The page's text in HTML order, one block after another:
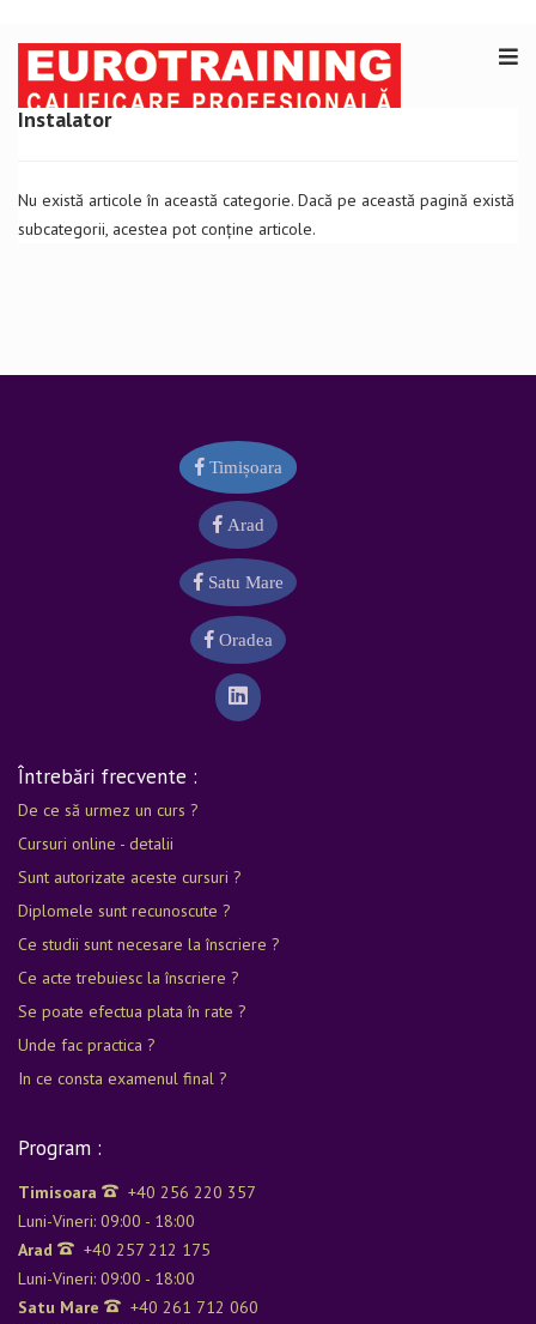
Instalator
Nu există articole în această categorie. Dacă pe această pagină există
subcategorii, acestea pot conține articole.
Timișoara
Arad
Satu Mare
Oradea
Întrebări frecvente :
De ce să urmez un curs ?
Cursuri online - detalii
Sunt autorizate aceste cursuri ?
Diplomele sunt recunoscute ?
Ce studii sunt necesare la înscriere ?
Ce acte trebuiesc la înscriere ?
Se poate efectua plata în rate ?
Unde fac practica ?
In ce consta examenul final ?
Program :
Timisoara
+40 256 220 357
Luni-Vineri: 09:00 - 18:00
Arad
+40 257 212 175
Luni-Vineri: 09:00 - 18:00
Satu Mare
+40 261 712 060